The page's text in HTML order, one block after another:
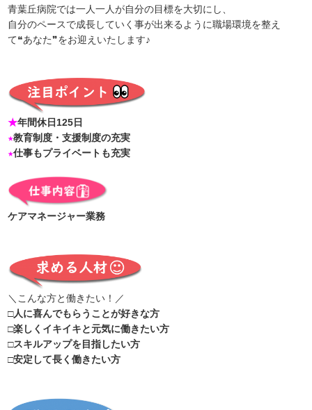
青葉丘病院では一人一人が自分の目標を大切にし、
自分のペースで成長していく事が出来るように職場環境を整え
て❝あなた❞をお迎えいたします♪
★年間休日125日
★教育制度・支援制度の充実
★仕事もプライベートも充実
ケアマネージャー業務
＼こんな方と働きたい！／
□人に喜んでもらうことが好きな方
□楽しくイキイキと元気に働きたい方
□スキルアップを目指したい方
□安定して長く働きたい方